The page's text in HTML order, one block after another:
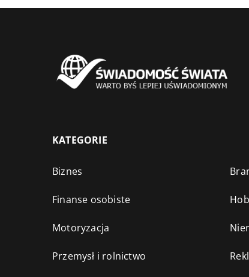
KATEGORIE
Biznes
Finanse osobiste
Motoryzacja
Przemysł i rolnictwo